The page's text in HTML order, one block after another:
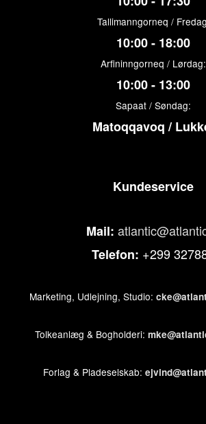
Tallimanngorneq /
10:00 - 18:00
Arfininngorneq / Lørdag:
10:00 - 13:00
Sapaat / Søndag:
Matoqqavoq /
Kundeservice
Mail:
Telefon: +299
Marketing, Udlejning, Studio:
Tolkeanlæg & Bogholderi:
Forlag & Pladeselskab: